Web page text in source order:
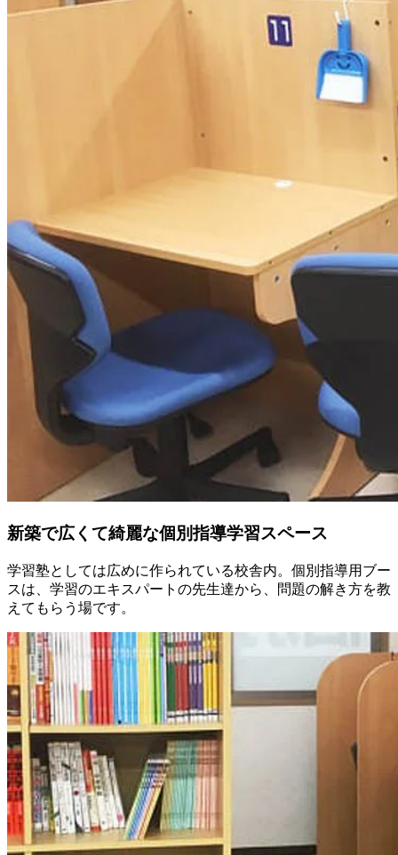
新築で広くて綺麗な個別指導学習スペース
学習塾としては広めに作られている校舎内。個別指導用ブー
スは、学習のエキスパートの先生達から、問題の解き方を教
えてもらう場です。